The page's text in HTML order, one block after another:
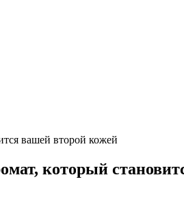
вашей второй кожей
который